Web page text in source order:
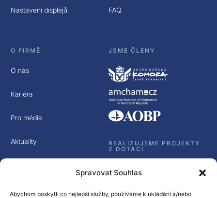
Spravovat Souhlas
Abychom poskytli co nejlepší služby, používáme k ukládání a/nebo
Nastavení displejů FAQ
O FIRMĚ
O nás
Kariéra
Pro média
Aktuality
JSME ČLENY
REALIZUJEME PROJEKTY
Z DOTACÍ